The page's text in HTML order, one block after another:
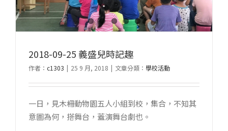
2018-09-25 義盛兒時記趣
作者： c1303 | 25 9 月, 2018 | 文章分類： 學校活動
一日，見木柵動物園五人小組到校，集合，不知其
意圖為何，搭舞台，蓋演舞台劇也。